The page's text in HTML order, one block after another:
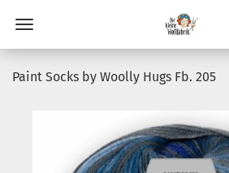
Paint Socks by Woolly Hugs Fb. 205